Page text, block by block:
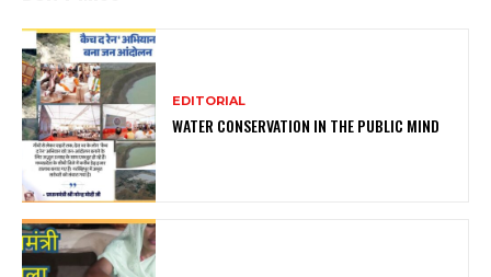
EDITORIAL
WATER CONSERVATION IN THE PUBLIC MIND